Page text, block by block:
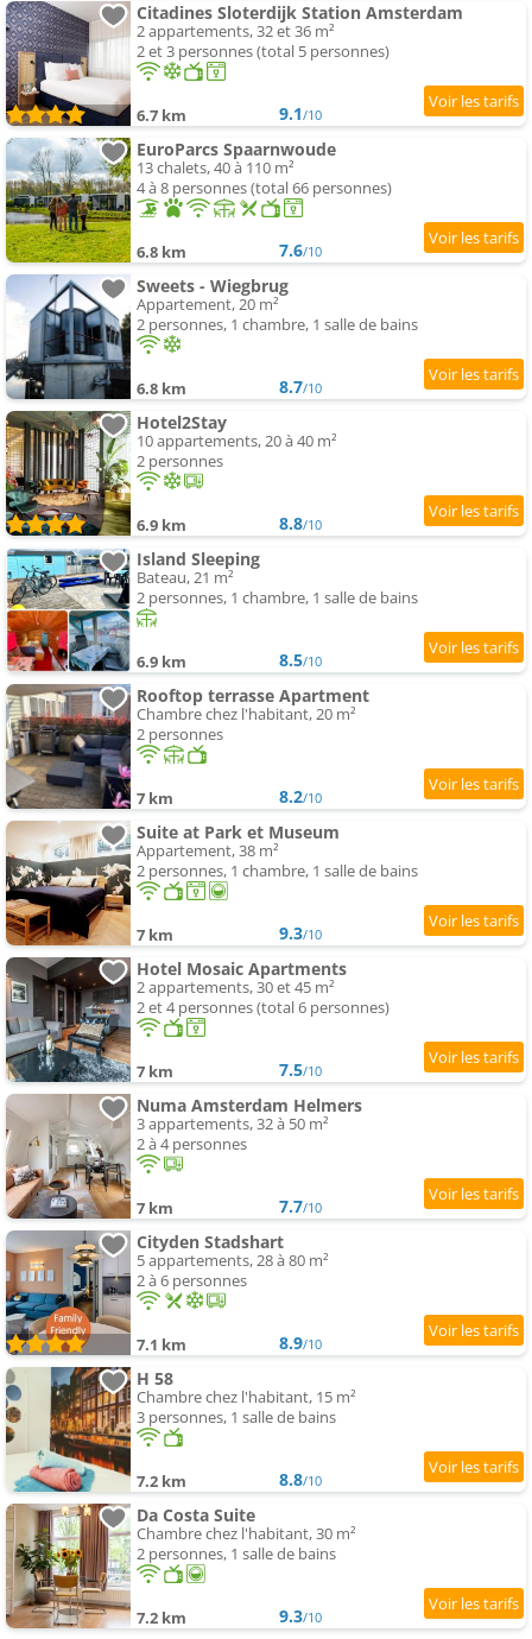
Citadines Sloterdijk Station Amsterdam
2 appartements, 32 et 36 m²
2 et 3 personnes (total 5 personnes)
6.7 km 9.1/10
EuroParcs Spaarnwoude
13 chalets, 40 à 110 m²
4 à 8 personnes (total 66 personnes)
6.8 km 7.6/10
Sweets - Wiegbrug
Appartement, 20 m²
2 personnes, 1 chambre, 1 salle de bains
6.8 km 8.7/10
Hotel2Stay
10 appartements, 20 à 40 m²
2 personnes
6.9 km 8.8/10
Island Sleeping
Bateau, 21 m²
2 personnes, 1 chambre, 1 salle de bains
6.9 km 8.5/10
Rooftop terrasse Apartment
Chambre chez l'habitant, 20 m²
2 personnes
7 km 8.2/10
Suite at Park et Museum
Appartement, 38 m²
2 personnes, 1 chambre, 1 salle de bains
7 km 9.3/10
Hotel Mosaic Apartments
2 appartements, 30 et 45 m²
2 et 4 personnes (total 6 personnes)
7 km 7.5/10
Numa Amsterdam Helmers
3 appartements, 32 à 50 m²
2 à 4 personnes
7 km 7.7/10
Cityden Stadshart
5 appartements, 28 à 80 m²
2 à 6 personnes
7.1 km 8.9/10
H 58
Chambre chez l'habitant, 15 m²
3 personnes, 1 salle de bains
7.2 km 8.8/10
Da Costa Suite
Chambre chez l'habitant, 30 m²
2 personnes, 1 salle de bains
7.2 km 9.3/10